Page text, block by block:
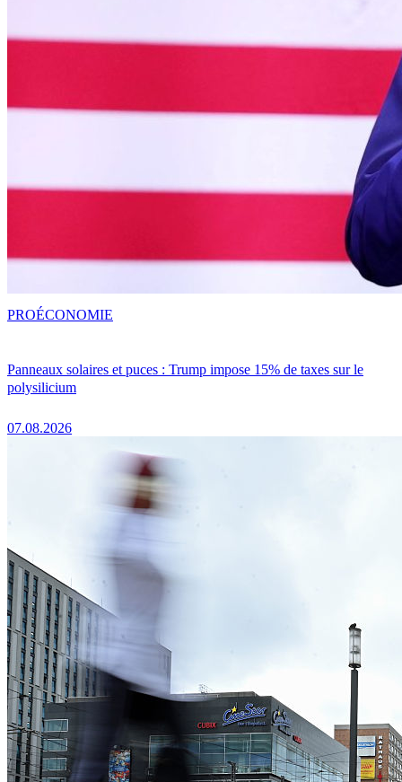
Panneaux solaires et puces : Trump impose 15% de taxes sur le
polysilicium
07.08.2026
PROÉCONOMIE